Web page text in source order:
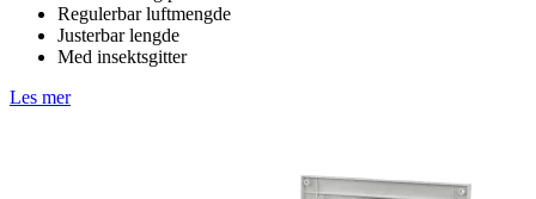
Regulerbar luftmengde
Justerbar lengde
Med insektsgitter
Les mer